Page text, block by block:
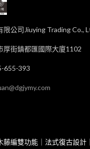
限公司Jiuying Trading Co.,
厚街鎮都匯國際大廈1102
655-393
藤編雙功能｜法式復古設計